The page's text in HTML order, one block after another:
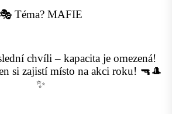
🎭 Téma? MAFIE
chvíli – kapacita je omezená!
si zajistí místo na akci roku! 🔫🎩
✨